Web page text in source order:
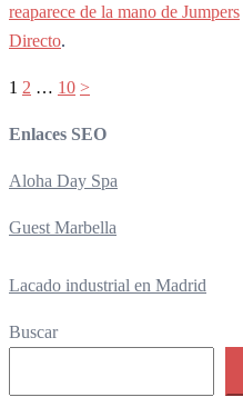
reaparece de la mano de Jumpers
Directo.
Paginación
entradas
1 2 … 10 >
Enlaces SEO
Aloha Day Spa
Guest Marbella
Lacado industrial en Madrid
Buscar